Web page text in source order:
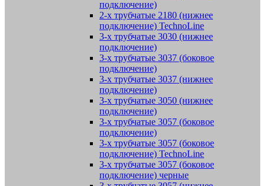
подключение)
2-х трубчатые 2180 (нижнее
подключение) TechnoLine
3-х трубчатые 3030 (нижнее
подключение)
3-х трубчатые 3037 (боковое
подключение)
3-х трубчатые 3037 (нижнее
подключение)
3-х трубчатые 3050 (нижнее
подключение)
3-х трубчатые 3057 (боковое
подключение)
3-х трубчатые 3057 (боковое
подключение) TechnoLine
3-х трубчатые 3057 (боковое
подключение) черные